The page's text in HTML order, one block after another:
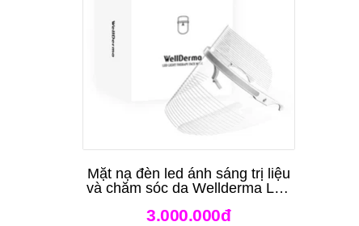
Mặt nạ đèn led ánh sáng trị liệu
và chăm sóc da Wellderma Led
Mask
3.000.000đ